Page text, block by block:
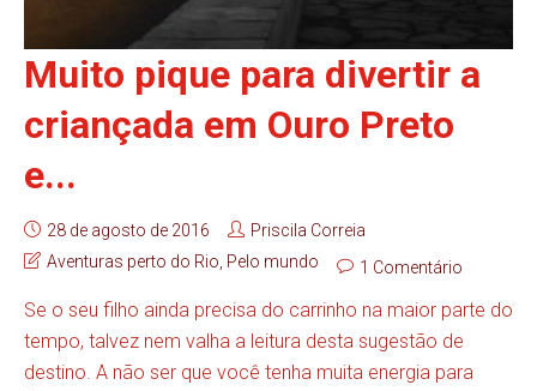
Muito pique para divertir a
criançada em Ouro Preto
e...
28 de agosto de 2016
Priscila Correia
Aventuras perto do Rio Pelo mundo 1 Comentário
Se o seu filho ainda precisa do carrinho na maior parte do
tempo, talvez nem valha a leitura desta sugestão de
destino. A não ser que você tenha muita energia para